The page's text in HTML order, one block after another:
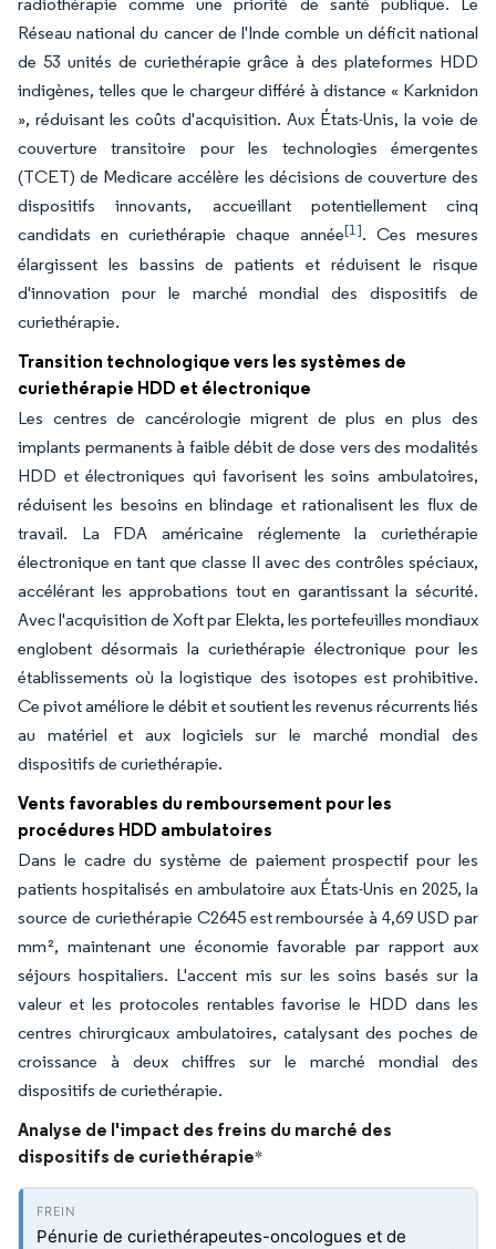
Réseau national du cancer de l'Inde comble un déficit national
de 53 unités de curiethérapie grâce à des plateformes HDD
indigènes, telles que le chargeur différé à distance « Karknidon
», réduisant les coûts d'acquisition. Aux États-Unis, la voie de
couverture transitoire pour les technologies émergentes
(TCET) de Medicare accélère les décisions de couverture des
dispositifs innovants, accueillant potentiellement cinq
candidats en curiethérapie chaque année[1]. Ces mesures
élargissent les bassins de patients et réduisent le risque
d'innovation pour le marché mondial des dispositifs de
curiethérapie.
Transition technologique vers les systèmes de
curiethérapie HDD et électronique
Les centres de cancérologie migrent de plus en plus des
implants permanents à faible débit de dose vers des modalités
HDD et électroniques qui favorisent les soins ambulatoires,
réduisent les besoins en blindage et rationalisent les flux de
travail. La FDA américaine réglemente la curiethérapie
électronique en tant que classe II avec des contrôles spéciaux,
accélérant les approbations tout en garantissant la sécurité.
Avec l'acquisition de Xoft par Elekta, les portefeuilles mondiaux
englobent désormais la curiethérapie électronique pour les
établissements où la logistique des isotopes est prohibitive.
Ce pivot améliore le débit et soutient les revenus récurrents liés
au matériel et aux logiciels sur le marché mondial des
dispositifs de curiethérapie.
Vents favorables du remboursement pour les
procédures HDD ambulatoires
Dans le cadre du système de paiement prospectif pour les
patients hospitalisés en ambulatoire aux États-Unis en 2025, la
source de curiethérapie C2645 est remboursée à 4,69 USD par
mm², maintenant une économie favorable par rapport aux
séjours hospitaliers. L'accent mis sur les soins basés sur la
valeur et les protocoles rentables favorise le HDD dans les
centres chirurgicaux ambulatoires, catalysant des poches de
croissance à deux chiffres sur le marché mondial des
dispositifs de curiethérapie.
Analyse de l'impact des freins du marché des
dispositifs de curiethérapie*
Pénurie de curiethérapeutes-oncologues et de